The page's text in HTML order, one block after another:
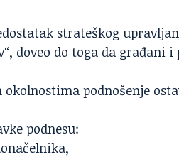
strateškog
doveo do toga da građani
okolnostima podnošenje
podnesu: